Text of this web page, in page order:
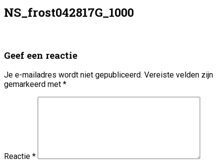
NS_frost042817G_1000
Geef een reactie
Je e-mailadres wordt niet gepubliceerd. Vereiste velden zijn
gemarkeerd met *
Reactie *